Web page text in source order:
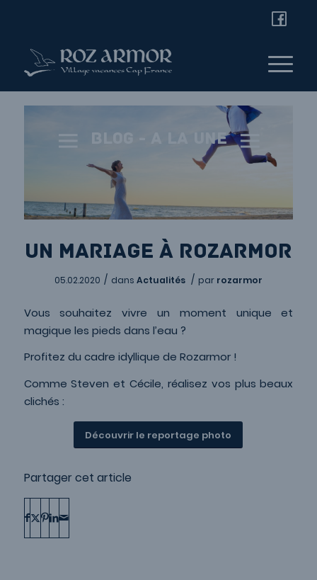
Blog - A la une
Un mariage à Rozarmor
05.02.2020 / dans Actualités / par rozarmor
Vous souhaitez vivre un moment unique et
magique les pieds dans l’eau ?
Profitez du cadre idyllique de Rozarmor !
Comme Steven et Cécile, réalisez vos plus beaux
clichés :
Découvrir le reportage photo
Partager cet article